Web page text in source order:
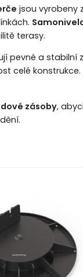
jsou vyrobeny
terasy.
pevné a
celé konstrukce.
zásoby,